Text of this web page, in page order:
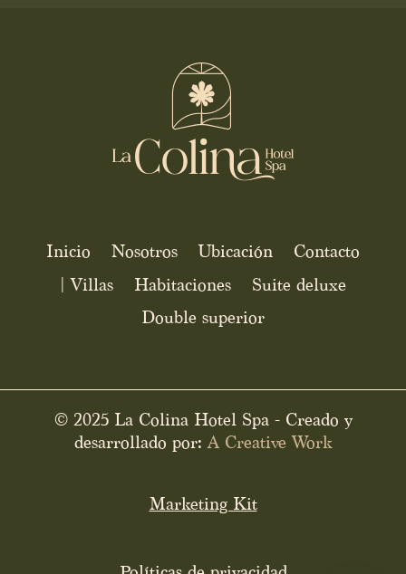
Inicio Nosotros Ubicación
Contacto
| Villas
Habitaciones
Suite deluxe
Double superior
© 2025 La Colina Hotel Spa - Creado y
desarrollado por: A Creative Work
Marketing Kit